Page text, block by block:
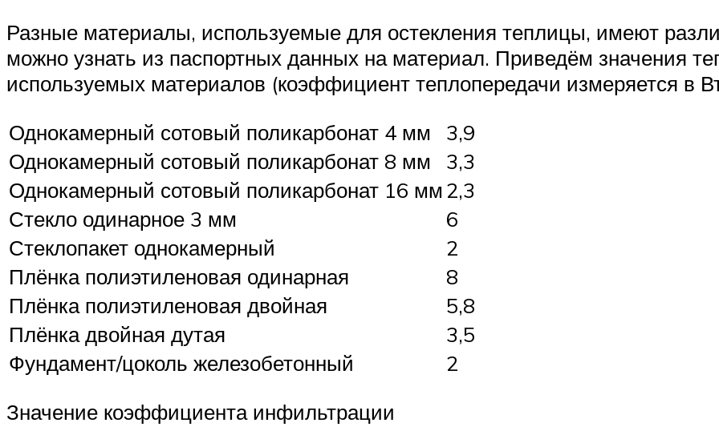
Разные материалы, используемые для остекления теплицы, имеют
можно узнать из паспортных данных на материал. Приведём значения
используемых материалов (коэффициент теплопередачи измеряется в
Однокамерный сотовый поликарбонат 4 мм
3,9
Однокамерный сотовый поликарбонат 8 мм
3,3
Однокамерный сотовый поликарбонат 16 мм 2,3
Стекло одинарное 3 мм
6
Стеклопакет однокамерный
2
Плёнка полиэтиленовая одинарная
8
Плёнка полиэтиленовая двойная
5,8
Плёнка двойная дутая
3,5
Фундамент/цоколь железобетонный
2
Значение коэффициента инфильтрации